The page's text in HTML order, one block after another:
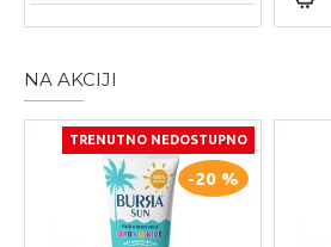
NA AKCIJI
TRENUTNO NEDOSTUPNO
-20 %